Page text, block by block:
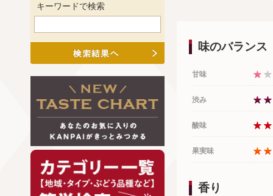
味のバランス
甘味
渋み
酸味
果実味
香り
キーワードで検索